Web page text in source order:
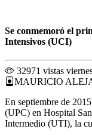
Se conmemoró el
Intensivos (UCI)
32971 vistas
MAURICIO
En septiembre de
(UPC) en Hospital
Intermedio (UTI), la